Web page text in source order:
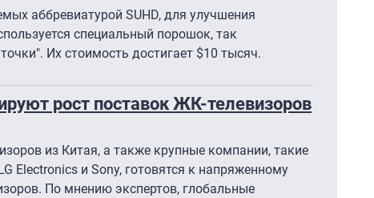
аббревиатурой SUHD, для улучшения
специальный порошок, так
Их стоимость достигает $10 тысяч.
рост поставок ЖК-телевизоров
из Китая, а также крупные компании, такие
Electronics и Sony, готовятся к напряженному
По мнению экспертов, глобальные